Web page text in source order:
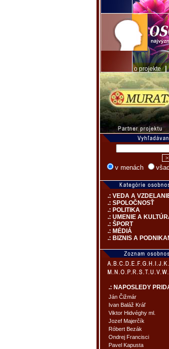
o projekte|
v menách
.: VEDA A
.: SPOLOČNOSŤ
.: POLITIKA
.: UMENIE A
.: ŠPORT
.: MÉDIÁ
.: BIZNIS A
.: NAPOSLEDY
Ján Čižmár
Ivan Baláž Kráľ
Viktor Hidvéghy ml.
Jozef Majerčík
Róbert Bezák
Ondrej Francisci
Pavel Kapusta